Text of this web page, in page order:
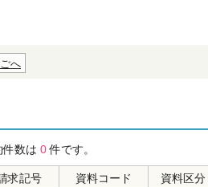
へ
数は 0件です。
求記号 資料コード 資料区分